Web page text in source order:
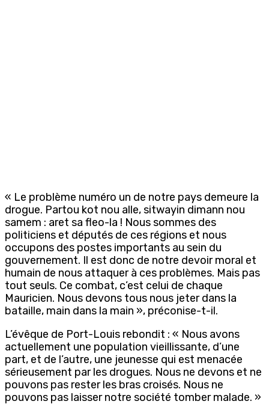
« Le problème numéro un de notre pays demeure la
drogue. Partou kot nou alle, sitwayin dimann nou
samem : aret sa fleo-la ! Nous sommes des
politiciens et députés de ces régions et nous
occupons des postes importants au sein du
gouvernement. Il est donc de notre devoir moral et
humain de nous attaquer à ces problèmes. Mais pas
tout seuls. Ce combat, c’est celui de chaque
Mauricien. Nous devons tous nous jeter dans la
bataille, main dans la main », préconise-t-il.
L’évêque de Port-Louis rebondit : « Nous avons
actuellement une population vieillissante, d’une
part, et de l’autre, une jeunesse qui est menacée
sérieusement par les drogues. Nous ne devons et ne
pouvons pas rester les bras croisés. Nous ne
pouvons pas laisser notre société tomber malade. »